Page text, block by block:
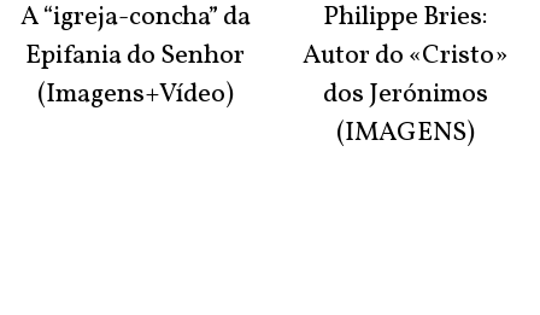
A “igreja-concha” da
Epifania do Senhor
(Imagens+Vídeo)
Philippe Bries:
Autor do «Cristo»
dos Jerónimos
(IMAGENS)